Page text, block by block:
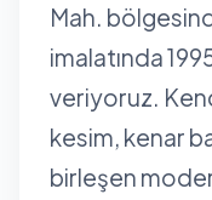
Mah.
imalatında
veriyoruz.
kesim, kenar
birleşen